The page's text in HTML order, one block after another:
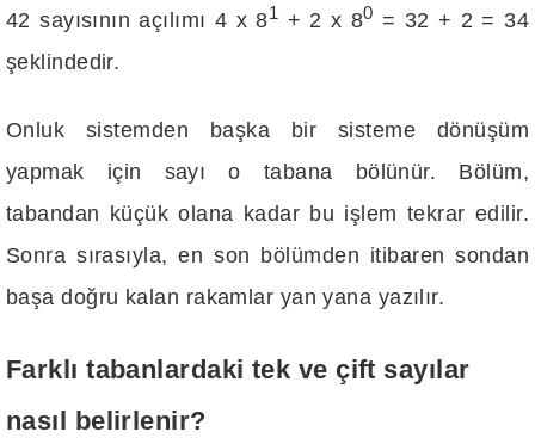
42 sayısının açılımı 4 x 81 + 2 x 80 = 32 + 2 = 34
şeklindedir.
Onluk sistemden başka bir sisteme dönüşüm
yapmak için sayı o tabana bölünür. Bölüm,
tabandan küçük olana kadar bu işlem tekrar edilir.
Sonra sırasıyla, en son bölümden itibaren sondan
başa doğru kalan rakamlar yan yana yazılır.
Farklı tabanlardaki tek ve çift sayılar
nasıl belirlenir?